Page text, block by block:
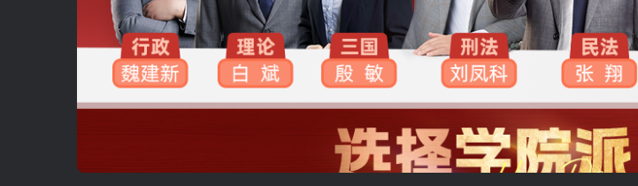
更新提示：已经更新部分机构主观题法考资料，推荐厚大的考点清单，高清版，特别适合学习！
重要通知：因网站调整，现已经关闭手机号登录，请手机注册用户及时添加客服微信（微信号